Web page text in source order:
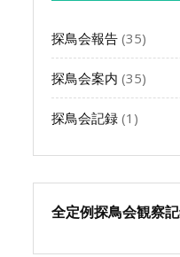
探鳥会報告 (35)
探鳥会案内 (35)
探鳥会記録 (1)
全定例探鳥会観察記